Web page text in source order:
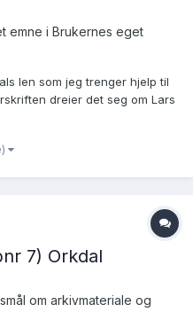
emne i Brukernes eget
len som jeg trenger hjelp til
dreier det seg om Lars
Sjur Knutsson og
kan d...
7) Orkdal
om arkivmateriale og